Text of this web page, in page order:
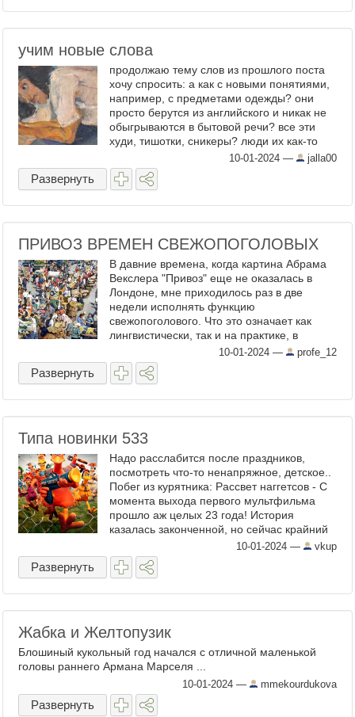
учим новые слова
продолжаю тему слов из прошлого поста
хочу спросить: а как с новыми понятиями,
например, с предметами одежды? они
просто берутся из английского и никак не
обыгрываются в бытовой речи? все эти
худи, тишотки, сникеры? люди их как-то
переделывают? сейчас объясню, что я
имею в виду. в ...
10-01-2024 — jalla00
Развернуть
ПРИВОЗ ВРЕМЕН СВЕЖОПОГОЛОВЫХ
В давние времена, когда картина Абрама
Векслера "Привоз" еще не оказалась в
Лондоне, мне приходилось раз в две
недели исполнять функцию
свежопоголового. Что это означает как
лингвистически, так и на практике, в
нынешнем тысячелетии покрыто мраком
неизвестности даже для
профессиональных ...
10-01-2024 — profe_12
Развернуть
Типа новинки 533
Надо расслабится после праздников,
посмотреть что-то ненапряжное, детское..
Побег из курятника: Рассвет наггетсов - С
момента выхода первого мультфильма
прошло аж целых 23 года! История
казалась законченной, но сейчас крайний
дефицит непонятно чего и многие давно
выпущенные проекты ...
10-01-2024 — vkup
Развернуть
Жабка и Желтопузик
Блошиный кукольный год начался с отличной маленькой
головы раннего Армана Марселя ...
10-01-2024 — mmekourdukova
Развернуть